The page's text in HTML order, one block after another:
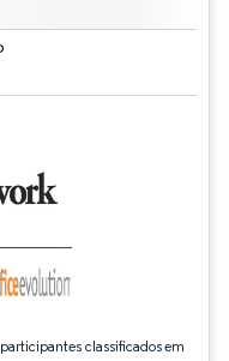
classificados em
atribuição conforme CC BY 4.0.